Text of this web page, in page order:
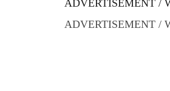
ADVERTISEMENT /
ADVERTISEMENT /